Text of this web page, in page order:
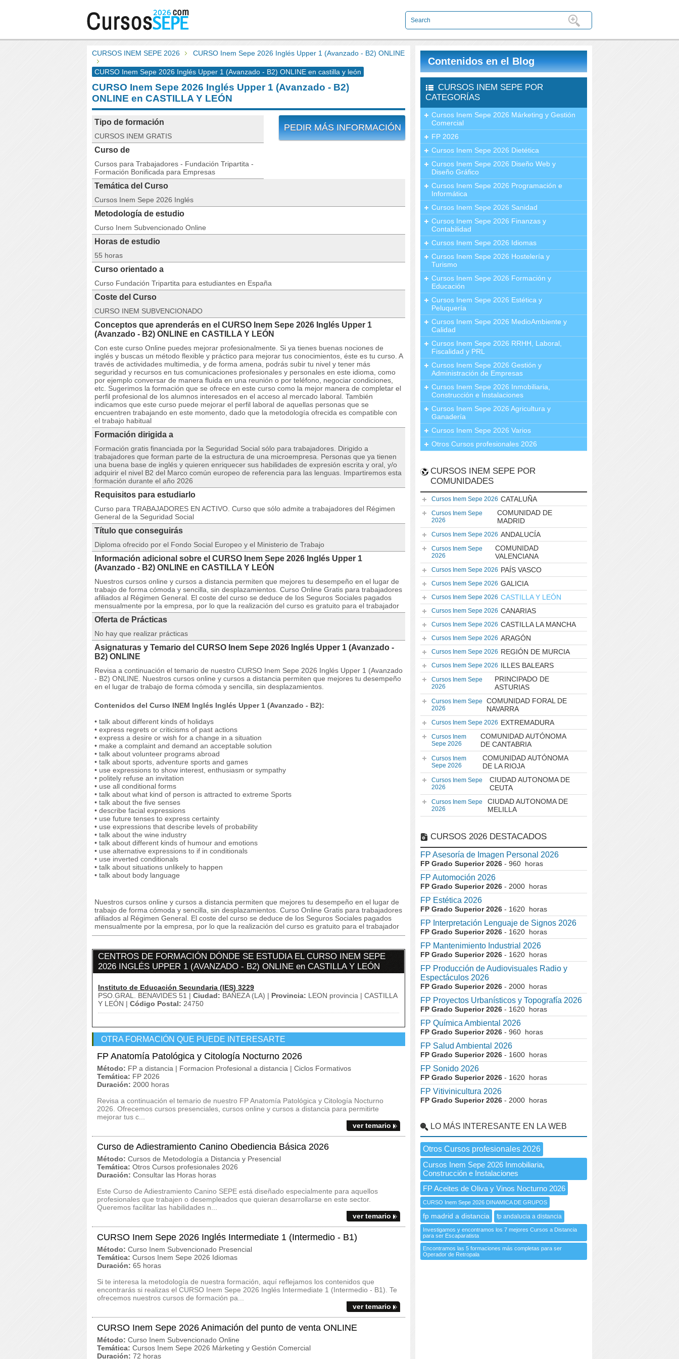
CURSOS INEM SEPE 2026 CURSO Inem Sepe 2026 Inglés Upper 1 (Avanzado - B2) ONLINE
CURSO Inem Sepe 2026 Inglés Upper 1 (Avanzado - B2) ONLINE en castilla y león
CURSO Inem Sepe 2026 Inglés Upper 1 (Avanzado - B2)
ONLINE en CASTILLA Y LEÓN
PEDIR MÁS INFORMACIÓN
Tipo de formación
CURSOS INEM GRATIS
Curso de
Cursos para Trabajadores - Fundación Tripartita -
Formación Bonificada para Empresas
Temática del Curso
Cursos Inem Sepe 2026 Inglés
Metodología de estudio
Curso Inem Subvencionado Online
Horas de estudio
55 horas
Curso orientado a
Curso Fundación Tripartita para estudiantes en España
Coste del Curso
CURSO INEM SUBVENCIONADO
Conceptos que aprenderás en el CURSO Inem Sepe 2026 Inglés Upper 1
(Avanzado - B2) ONLINE en CASTILLA Y LEÓN
Con este curso Online puedes mejorar profesionalmente. Si ya tienes buenas nociones de
inglés y buscas un método flexible y práctico para mejorar tus conocimientos, éste es tu curso. A
través de actividades multimedia, y de forma amena, podrás subir tu nivel y tener más
seguridad y recursos en tus comunicaciones profesionales y personales en este idioma, como
por ejemplo conversar de manera fluida en una reunión o por teléfono, negociar condiciones,
etc. Sugerimos la formación que se ofrece en este curso como la mejor manera de completar el
perfil profesional de los alumnos interesados en el acceso al mercado laboral. También
indicamos que este curso puede mejorar el perfil laboral de aquellas personas que se
encuentren trabajando en este momento, dado que la metodología ofrecida es compatible con
el trabajo habitual
Formación dirigida a
Formación gratis financiada por la Seguridad Social sólo para trabajadores. Dirigido a
trabajadores que forman parte de la estructura de una microempresa. Personas que ya tienen
una buena base de inglés y quieren enriquecer sus habilidades de expresión escrita y oral, y/o
adquirir el nivel B2 del Marco común europeo de referencia para las lenguas. Impartiremos esta
formación durante el año 2026
Requisitos para estudiarlo
Curso para TRABAJADORES EN ACTIVO. Curso que sólo admite a trabajadores del Régimen
General de la Seguridad Social
Título que conseguirás
Diploma ofrecido por el Fondo Social Europeo y el Ministerio de Trabajo
Información adicional sobre el CURSO Inem Sepe 2026 Inglés Upper 1
(Avanzado - B2) ONLINE en CASTILLA Y LEÓN
Nuestros cursos online y cursos a distancia permiten que mejores tu desempeño en el lugar de
trabajo de forma cómoda y sencilla, sin desplazamientos. Curso Online Gratis para trabajadores
afiliados al Régimen General. El coste del curso se deduce de los Seguros Sociales pagados
mensualmente por la empresa, por lo que la realización del curso es gratuito para el trabajador
Oferta de Prácticas
No hay que realizar prácticas
Asignaturas y Temario del CURSO Inem Sepe 2026 Inglés Upper 1 (Avanzado -
B2) ONLINE
Revisa a continuación el temario de nuestro CURSO Inem Sepe 2026 Inglés Upper 1 (Avanzado
- B2) ONLINE. Nuestros cursos online y cursos a distancia permiten que mejores tu desempeño
en el lugar de trabajo de forma cómoda y sencilla, sin desplazamientos.
Contenidos del Curso INEM Inglés Inglés Upper 1 (Avanzado - B2):
• talk about different kinds of holidays
• express regrets or criticisms of past actions
• express a desire or wish for a change in a situation
• make a complaint and demand an acceptable solution
• talk about volunteer programs abroad
• talk about sports, adventure sports and games
• use expressions to show interest, enthusiasm or sympathy
• politely refuse an invitation
• use all conditional forms
• talk about what kind of person is attracted to extreme Sports
• talk about the five senses
• describe facial expressions
• use future tenses to express certainty
• use expressions that describe levels of probability
• talk about the wine industry
• talk about different kinds of humour and emotions
• use alternative expressions to if in conditionals
• use inverted conditionals
• talk about situations unlikely to happen
• talk about body language
Nuestros cursos online y cursos a distancia permiten que mejores tu desempeño en el lugar de
trabajo de forma cómoda y sencilla, sin desplazamientos. Curso Online Gratis para trabajadores
afiliados al Régimen General. El coste del curso se deduce de los Seguros Sociales pagados
mensualmente por la empresa, por lo que la realización del curso es gratuito para el trabajador
CENTROS DE FORMACIÓN DÓNDE SE ESTUDIA EL CURSO INEM SEPE
2026 INGLÉS UPPER 1 (AVANZADO - B2) ONLINE en CASTILLA Y LEÓN
Instituto de Educación Secundaria (IES) 3229
PSO.GRAL. BENAVIDES 51 | Ciudad: BAÑEZA (LA) | Provincia: LEON provincia | CASTILLA
Y LEÓN | Código Postal: 24750
OTRA FORMACIÓN QUE PUEDE INTERESARTE
FP Anatomía Patológica y Citología Nocturno 2026
Método: FP a distancia | Formacion Profesional a distancia | Ciclos Formativos
Temática: FP 2026
Duración: 2000 horas
Revisa a continuación el temario de nuestro FP Anatomía Patológica y Citología Nocturno
2026. Ofrecemos cursos presenciales, cursos online y cursos a distancia para permitirte
mejorar tus c...
ver temario
Curso de Adiestramiento Canino Obediencia Básica 2026
Método: Cursos de Metodología a Distancia y Presencial
Temática: Otros Cursos profesionales 2026
Duración: Consultar las Horas horas
Este Curso de Adiestramiento Canino SEPE está diseñado especialmente para aquellos
profesionales que trabajen o desempleados que quieran desarrollarse en este sector.
Queremos facilitar las habilidades n...
ver temario
CURSO Inem Sepe 2026 Inglés Intermediate 1 (Intermedio - B1)
Método: Curso Inem Subvencionado Presencial
Temática: Cursos Inem Sepe 2026 Idiomas
Duración: 65 horas
Si te interesa la metodología de nuestra formación, aquí reflejamos los contenidos que
encontrarás si realizas el CURSO Inem Sepe 2026 Inglés Intermediate 1 (Intermedio - B1). Te
ofrecemos nuestros cursos de formación pa...
ver temario
CURSO Inem Sepe 2026 Animación del punto de venta ONLINE
Método: Curso Inem Subvencionado Online
Temática: Cursos Inem Sepe 2026 Márketing y Gestión Comercial
Duración: 72 horas
Contenidos en el Blog
CURSOS INEM SEPE POR
CATEGORÍAS
Cursos Inem Sepe 2026 Márketing y Gestión
Comercial
FP 2026
Cursos Inem Sepe 2026 Dietética
Cursos Inem Sepe 2026 Diseño Web y
Diseño Gráfico
Cursos Inem Sepe 2026 Programación e
Informática
Cursos Inem Sepe 2026 Sanidad
Cursos Inem Sepe 2026 Finanzas y
Contabilidad
Cursos Inem Sepe 2026 Idiomas
Cursos Inem Sepe 2026 Hostelería y
Turismo
Cursos Inem Sepe 2026 Formación y
Educación
Cursos Inem Sepe 2026 Estética y
Peluquería
Cursos Inem Sepe 2026 MedioAmbiente y
Calidad
Cursos Inem Sepe 2026 RRHH, Laboral,
Fiscalidad y PRL
Cursos Inem Sepe 2026 Gestión y
Administración de Empresas
Cursos Inem Sepe 2026 Inmobiliaria,
Construcción e Instalaciones
Cursos Inem Sepe 2026 Agricultura y
Ganadería
Cursos Inem Sepe 2026 Varios
Otros Cursos profesionales 2026
CURSOS INEM SEPE POR
COMUNIDADES
Cursos Inem Sepe 2026 CATALUÑA
Cursos Inem Sepe
2026
COMUNIDAD DE
MADRID
Cursos Inem Sepe 2026 ANDALUCÍA
Cursos Inem Sepe
2026
COMUNIDAD
VALENCIANA
Cursos Inem Sepe 2026 PAÍS VASCO
Cursos Inem Sepe 2026 GALICIA
Cursos Inem Sepe 2026 CASTILLA Y LEÓN
Cursos Inem Sepe 2026 CANARIAS
Cursos Inem Sepe 2026 CASTILLA LA MANCHA
Cursos Inem Sepe 2026 ARAGÓN
Cursos Inem Sepe 2026 REGIÓN DE MURCIA
Cursos Inem Sepe 2026 ILLES BALEARS
Cursos Inem Sepe
2026
PRINCIPADO DE
ASTURIAS
Cursos Inem Sepe
2026
COMUNIDAD FORAL DE
NAVARRA
Cursos Inem Sepe 2026 EXTREMADURA
Cursos Inem
Sepe 2026
COMUNIDAD AUTÓNOMA
DE CANTABRIA
Cursos Inem
Sepe 2026
COMUNIDAD AUTÓNOMA
DE LA RIOJA
Cursos Inem Sepe
2026
CIUDAD AUTONOMA DE
CEUTA
Cursos Inem Sepe
2026
CIUDAD AUTONOMA DE
MELILLA
CURSOS 2026 DESTACADOS
FP Asesoría de Imagen Personal 2026
FP Grado Superior 2026 - 960 horas
FP Automoción 2026
FP Grado Superior 2026 - 2000 horas
FP Estética 2026
FP Grado Superior 2026 - 1620 horas
FP Interpretación Lenguaje de Signos 2026
FP Grado Superior 2026 - 1620 horas
FP Mantenimiento Industrial 2026
FP Grado Superior 2026 - 1620 horas
FP Producción de Audiovisuales Radio y
Espectáculos 2026
FP Grado Superior 2026 - 2000 horas
FP Proyectos Urbanísticos y Topografía 2026
FP Grado Superior 2026 - 1620 horas
FP Química Ambiental 2026
FP Grado Superior 2026 - 960 horas
FP Salud Ambiental 2026
FP Grado Superior 2026 - 1600 horas
FP Sonido 2026
FP Grado Superior 2026 - 1620 horas
FP Vitivinicultura 2026
FP Grado Superior 2026 - 2000 horas
LO MÁS INTERESANTE EN LA WEB
Otros Cursos profesionales 2026
Cursos Inem Sepe 2026 Inmobiliaria,
Construcción e Instalaciones
FP Aceites de Oliva y Vinos Nocturno 2026
CURSO Inem Sepe 2026 DINAMICA DE GRUPOS
fp madrid a distancia fp andalucia a distancia
Investigamos y encontramos los 7 mejores Cursos a Distancia
para ser Escaparatista
Encontramos las 5 formaciones más completas para ser
Operador de Retropala